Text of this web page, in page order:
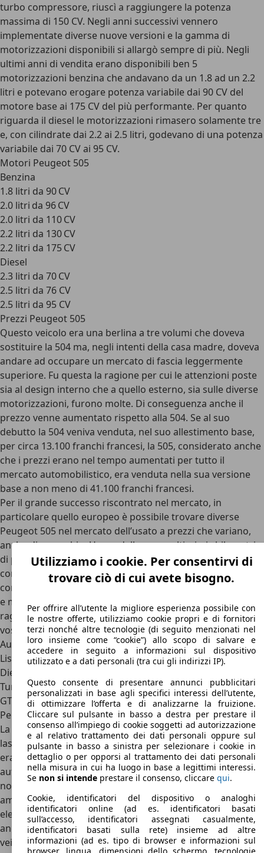
turbo compressore, riuscì a raggiungere la potenza
massima di 150 CV. Negli anni successivi vennero
implementate diverse nuove versioni e la gamma di
motorizzazioni disponibili si allargò sempre di più. Negli
ultimi anni di vendita erano disponibili ben 5
motorizzazioni benzina che andavano da un 1.8 ad un 2.2
litri e potevano erogare potenza variabile dai 90 CV del
motore base ai 175 CV del più performante. Per quanto
riguarda il diesel le motorizzazioni rimasero solamente tre
e, con cilindrate dai 2.2 ai 2.5 litri, godevano di una potenza
variabile dai 70 CV ai 95 CV.
Motori Peugeot 505
Benzina
1.8 litri da 90 CV
2.0 litri da 96 CV
2.0 litri da 110 CV
2.2 litri da 130 CV
2.2 litri da 175 CV
Diesel
2.3 litri da 70 CV
2.5 litri da 76 CV
2.5 litri da 95 CV
Prezzi Peugeot 505
Questo veicolo era una berlina a tre volumi che doveva
sostituire la 504 ma, negli intenti della casa madre, doveva
andare ad occupare un mercato di fascia leggermente
superiore. Fu questa la ragione per cui le attenzioni poste
sia al design interno che a quello esterno, sia sulle diverse
motorizzazioni, furono molte. Di conseguenza anche il
prezzo venne aumentato rispetto alla 504. Se al suo
debutto la 504 veniva venduta, nel suo allestimento base,
per circa 13.100 franchi francesi, la 505, considerato anche
che i prezzi erano nel tempo aumentati per tutto il
mercato automobilistico, era venduta nella sua versione
base a non meno di 41.100 franchi francesi.
Per il grande successo riscontrato nel mercato, in
particolare quello europeo è possibile trovare diverse
Peugeot 505 nel mercato dell’usato a prezzi che variano,
anche di parecchio. Un modello con moltissimi chilometri e
di poco interesse collezionistico può essere portato a casa
con appena 1.000 euro, al contrario un modello in ottime
condizioni e facente parte di combinazioni tra allestimenti
e motorizzazioni particolarmente apprezzate può
raggiungere anche i 18.000 euro. Per scoprire i prezzi della
vostra Peugeot 505 potete confrontarli sul portale
AutoScout24.
Listino prezzi Peugeot 505
Diesel GRD da 11.714 euro
Turbodiesel GTD da 17.829 euro
GTI da 16.692 euro
Peugeot 505: concorrenti e conclusioni
La Peugeot 505 nacque per raccogliere la pesante eredità
lasciata dalla versione precedente: la 504. Il compito non
era certo facile ma, grazie all’impegno di tutta la casa
automobilistica francese, la 505 fu una vettura degna di
nota. Come già detto, sia gli esterni che gli interni vennero
ammodernati e dotati di un design più moderno ed
elegante. Le motorizzazioni offrivano buone prestazioni e
anche una buona affidabilità. Il risultato fu che questo
veicolo ebbe un relativo successo sul mercato e negli anni
Utilizziamo i cookie. Per consentirvi di
trovare ciò di cui avete bisogno.
Per offrire all’utente la migliore esperienza possibile con
le nostre offerte, utilizziamo cookie propri e di fornitori
terzi nonché altre tecnologie (di seguito menzionati nel
loro insieme come “cookie”) allo scopo di salvare e
accedere in seguito a informazioni sul dispositivo
utilizzato e a dati personali (tra cui gli indirizzi IP).
Questo consente di presentare annunci pubblicitari
personalizzati in base agli specifici interessi dell’utente,
di ottimizzare l’offerta e di analizzarne la fruizione.
Cliccare sul pulsante in basso a destra per prestare il
consenso all’impiego di cookie soggetti ad autorizzazione
e al relativo trattamento dei dati personali oppure sul
pulsante in basso a sinistra per selezionare i cookie in
dettaglio o per opporsi al trattamento dei dati personali
nella misura in cui ha luogo in base a legittimi interessi.
Se non si intende prestare il consenso, cliccare qui.
Cookie, identificatori del dispositivo o analoghi
identificatori online (ad es. identificatori basati
sull’accesso, identificatori assegnati casualmente,
identificatori basati sulla rete) insieme ad altre
informazioni (ad es. tipo di browser e informazioni sul